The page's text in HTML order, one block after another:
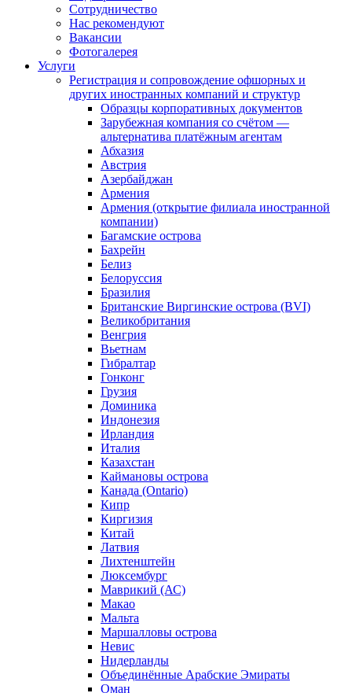
Сотрудничество
Нас рекомендуют
Вакансии
Фотогалерея
Услуги
Регистрация и сопровождение офшорных и
других иностранных компаний и структур
Образцы корпоративных документов
Зарубежная компания со счётом —
альтернатива платёжным агентам
Абхазия
Австрия
Азербайджан
Армения
Армения (открытие филиала иностранной
компании)
Багамские острова
Бахрейн
Белиз
Белоруссия
Бразилия
Британские Виргинские острова (BVI)
Великобритания
Венгрия
Вьетнам
Гибралтар
Гонконг
Грузия
Доминика
Индонезия
Ирландия
Италия
Казахстан
Каймановы острова
Канада (Ontario)
Кипр
Киргизия
Китай
Латвия
Лихтенштейн
Люксембург
Маврикий (АС)
Макао
Мальта
Маршалловы острова
Нeвис
Нидерланды
Объединённые Арабские Эмираты
Оман